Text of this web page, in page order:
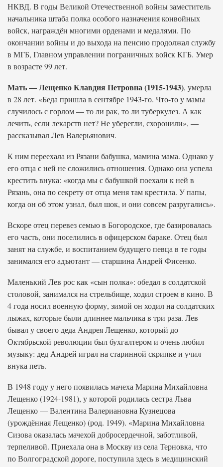
НКВД. В годы Великой Отечественной войны заместитель
начальника штаба полка особого назначения конвойных
войск, награждён многими орденами и медалями. По
окончании войны и до выхода на пенсию продолжал службу
в МГБ, Главном управлении пограничных войск КГБ. Умер
в возрасте 99 лет.
Мать — Лещенко Клавдия Петровна (1915-1943), умерла
в 28 лет. «Беда пришла в сентябре 1943-го. Что-то у мамы
случилось с горлом — то ли рак, то ли туберкулез. А как
лечить, если лекарств нет? Не уберегли, схоронили», —
рассказывал Лев Валерьянович.
К ним переехала из Рязани бабушка, мамина мама. Однако у
его отца с ней не сложились отношения. Однако она успела
крестить внука: «когда мы с бабушкой поехали к ней в
Рязань, она по секрету от отца меня там крестила. У папы,
когда он об этом узнал, был шок, и они совсем разругались».
Вскоре отец перевез семью в Богородское, где базировалась
его часть, они поселились в офицерском бараке. Отец был
занят на службе, и воспитанием будущего певца в те годы
занимался его адъютант — старшина Андрей Фисенко.
Маленький Лев рос как «сын полка»: обедал в солдатской
столовой, занимался на стрельбище, ходил строем в кино. В
4 года носил военную форму, зимой он ходил на солдатских
лыжах, которые были длиннее мальчика в три раза. Лев
бывал у своего деда Андрея Лещенко, который до
Октябрьской революции был бухгалтером и очень любил
музыку: дед Андрей играл на старинной скрипке и учил
внука петь.
В 1948 году у него появилась мачеха Марина Михайловна
Лещенко (1924-1981), у которой родилась сестра Льва
Лещенко — Валентина Валериановна Кузнецова
(урождённая Лещенко) (род. 1949). «Марина Михайловна
Сизова оказалась мачехой добросердечной, заботливой,
терпеливой. Приехала она в Москву из села Терновка, что
по Волгоградской дороге, поступила здесь в медицинский